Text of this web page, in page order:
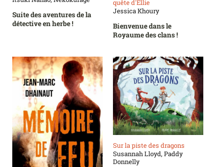
Suite des aventures de la
détective en herbe !
quête d'Ellie
Jessica Khoury
Bienvenue dans le
Royaume des clans !
Sur la piste des dragons
Susannah Lloyd, Paddy
Donnelly